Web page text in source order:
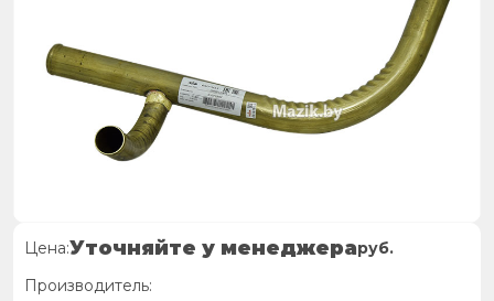
Цена:Уточняйте у менеджераруб.
Производитель: